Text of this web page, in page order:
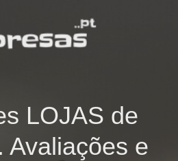
LOJAS de
Avaliações e